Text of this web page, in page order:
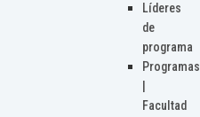
Líderes
de
programa
Programas
Facultad